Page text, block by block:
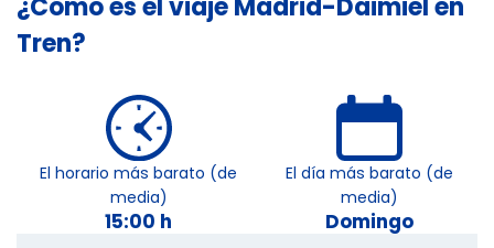
¿Cómo es el viaje Madrid-Daimiel en
Tren?
El horario más barato (de
media)
15:00 h
El día más barato (de
media)
Domingo